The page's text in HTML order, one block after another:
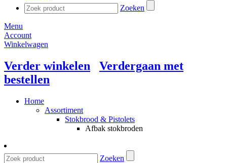
Zoeken
Menu
Account
Winkelwagen
Verder winkelen
Verdergaan met
bestellen
Home
Assortiment
Stokbrood & Pistolets
Afbak stokbroden
Zoeken